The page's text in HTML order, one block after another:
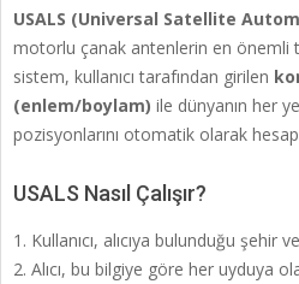
USALS (Universal Satellite
motorlu çanak antenlerin en önemli
sistem, kullanıcı tarafından girilen
(enlem/boylam) ile dünyanın her
pozisyonlarını otomatik olarak
USALS Nasıl Çalışır?
Kullanıcı, alıcıya bulunduğu şehir
Alıcı, bu bilgiye göre her uyduya